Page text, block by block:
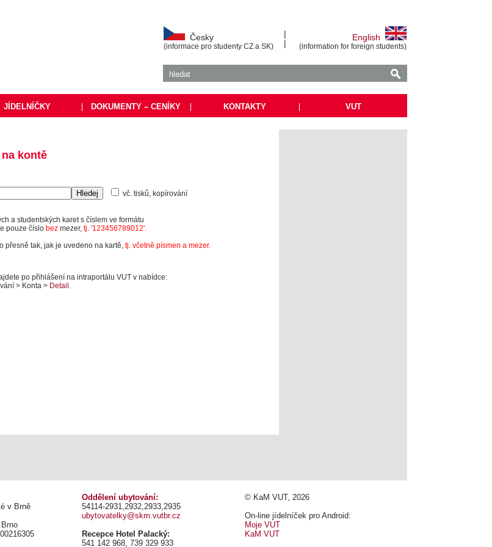
Česky
(informace pro studenty CZ a SK)
|
|
English
(information for foreign students)
JÍDELNÍČKY DOKUMENTY – CENÍKY KONTAKTY VUT
kontě
vč. tisků, kopírování
a studentských karet s číslem ve formátu
pouze číslo bez mezer, tj. '123456789012'.
přesně tak, jak je uvedeno na kartě, tj. včetně písmen a mezer.
po přihlášení na intraportálu VUT v nabídce:
> Konta > Detail .
v Brně
Oddělení ubytování:
54114-2931,2932,2933,2935
ubytovatelky@skm.vutbr.cz
Recepce Hotel Palacký:
541 142 968, 739 329 933
© KaM VUT, 2026
On-line jídelníček pro Android:
Moje VUT
KaM VUT